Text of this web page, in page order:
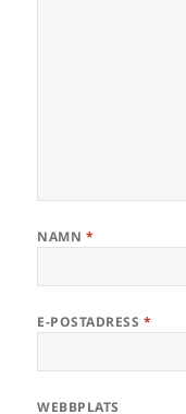
NAMN *
E-POSTADRESS *
WEBBPLATS